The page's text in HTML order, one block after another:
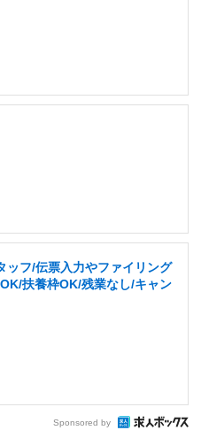
ッフ/伝票入力やファイリング
扶養枠OK/残業なし/キャン
Sponsored by